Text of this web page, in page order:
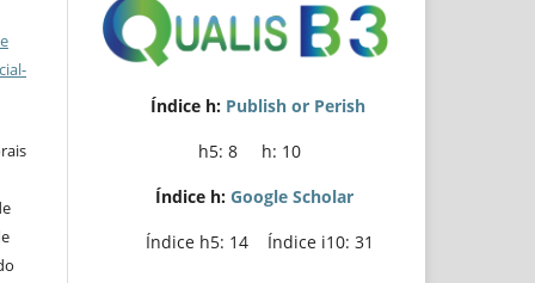
Índice h: Publish or Perish
h5: 8 h: 10
Índice h: Google Scholar
Índice h5: 14 Índice i10: 31